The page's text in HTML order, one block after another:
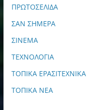
ΠΡΩΤΟΣΕΛΙΔΑ
ΣΑΝ ΣΗΜΕΡΑ
ΣΙΝΕΜΑ
ΤΕΧΝΟΛΟΓΙΑ
ΤΟΠΙΚΑ ΕΡΑΣΙΤΕΧΝΙΚΑ
ΤΟΠΙΚΑ ΝΕΑ